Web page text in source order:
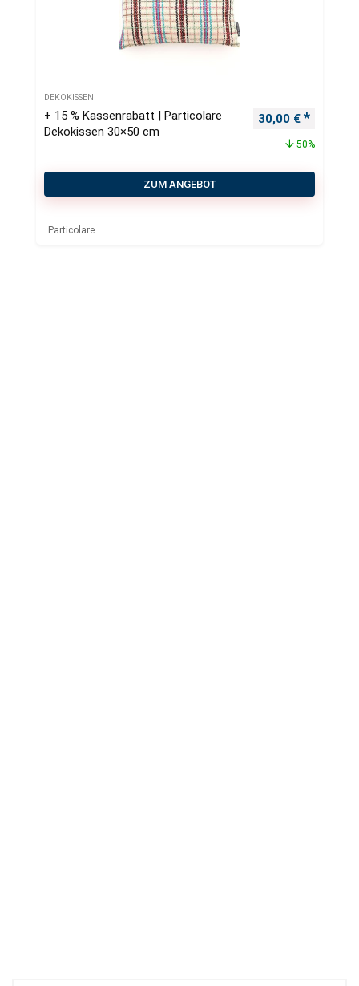
DEKOKISSEN
+ 15 % Kassenrabatt | Particolare
Dekokissen 30×50 cm
Ursprünglicher
30,00 €
50%
ZUM ANGEBOT
Particolare